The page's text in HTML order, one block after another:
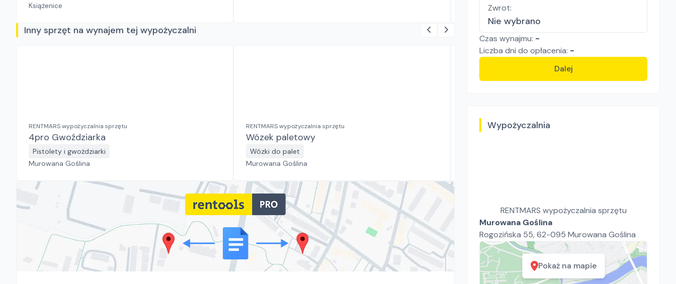
Zwrot:
Nie wybrano
Czas wynajmu: -
Liczba dni do opłacenia: -
Dalej
Wypożyczalnia
RENTMARS wypożyczalnia sprzętu
Murowana Goślina
Rogozińska 55, 62-095 Murowana Goślina
Pokaż na mapie
Książenice
Inny sprzęt na wynajem tej wypożyczalni
RENTMARS wypożyczalnia sprzętu
4pro Gwoździarka
Pistolety i gwożdziarki
Murowana Goślina
RENTMARS wypożyczalnia sprzętu
Wózek paletowy
Wózki do palet
Murowana Goślina
RENTMARS wypożyczalnia sprzętu